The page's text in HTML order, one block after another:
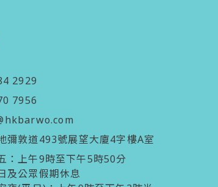
2929
7956
彌敦道493號展望大廈4字樓A室
：上午9時至下午5時50分
及公眾假期休息